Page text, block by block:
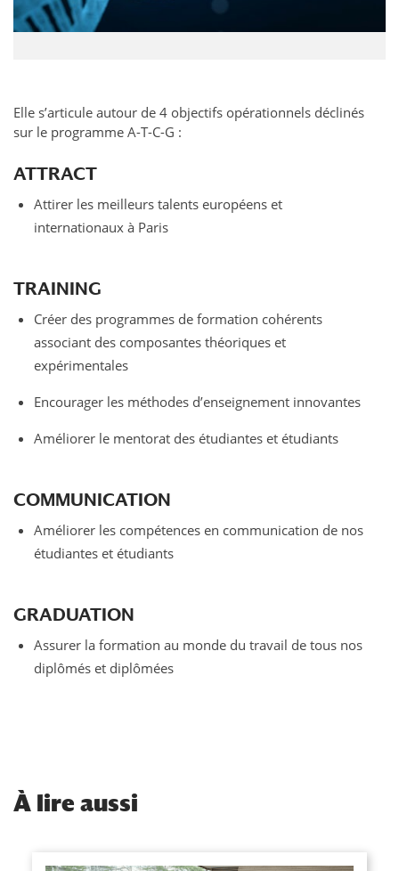
Elle s’articule autour de 4 objectifs opérationnels déclinés
sur le programme A-T-C-G :
ATTRACT
Attirer les meilleurs talents européens et
internationaux à Paris
TRAINING
Créer des programmes de formation cohérents
associant des composantes théoriques et
expérimentales
Encourager les méthodes d’enseignement innovantes
Améliorer le mentorat des étudiantes et étudiants
COMMUNICATION
Améliorer les compétences en communication de nos
étudiantes et étudiants
GRADUATION
Assurer la formation au monde du travail de tous nos
diplômés et diplômées
À lire aussi